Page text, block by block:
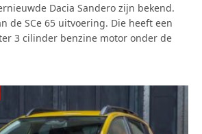
Dacia Sandero zijn bekend.
de SCe 65 uitvoering. Die heeft een
3 cilinder benzine motor onder de